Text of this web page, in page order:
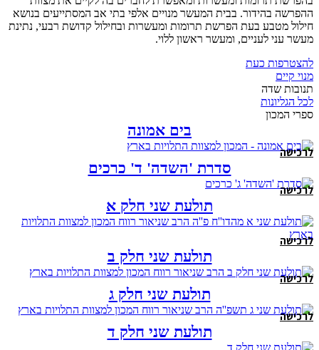
ההפרשה בהידור. בבית המעשר מנויים אלפי בתי אב המסתייעים בנושא
חילול מטבע בעת הפרשת תרומות ומעשרות ובחילול קדושת רבעי, נתינת
מעשר עני לעניים, ומעשר ראשון ללוי.
להצטרפות כעת
מנוי קיים
תנובות שדה
לכל הגליונות
ספרי המכון
בים אמונה
לרכישה
סדרת 'השדה' ד' כרכים
לרכישה
תולעת שני חלק א
לרכישה
תולעת שני חלק ב
לרכישה
תולעת שני חלק ג
לרכישה
תולעת שני חלק ד